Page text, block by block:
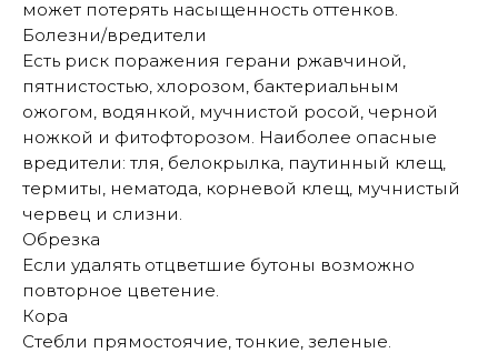
может потерять насыщенность оттенков.
Болезни/вредители
Есть риск поражения герани ржавчиной,
пятнистостью, хлорозом, бактериальным
ожогом, водянкой, мучнистой росой, черной
ножкой и фитофторозом. Наиболее опасные
вредители: тля, белокрылка, паутинный клещ,
термиты, нематода, корневой клещ, мучнистый
червец и слизни.
Обрезка
Если удалять отцветшие бутоны возможно
повторное цветение.
Кора
Стебли прямостоячие, тонкие, зеленые.